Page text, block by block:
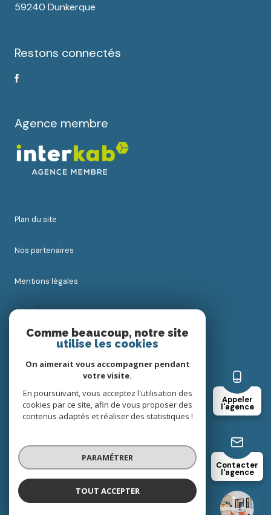
Cabinet Leroy Immobilier
Appeler
l'agence
Contacter
l'agence
59240 Dunkerque
Restons connectés
Agence membre
plan du site
nos partenaires
mentions légales
admin
nos honoraires
cookies
© 2026 | Tous droits réservés
Réalisé par
Comme beaucoup, notre site
utilise les cookies
On aimerait vous accompagner pendant
votre visite.
En poursuivant, vous acceptez l'utilisation des
cookies par ce site, afin de vous proposer des
contenus adaptés et réaliser des statistiques !
PARAMÉTRER
TOUT ACCEPTER